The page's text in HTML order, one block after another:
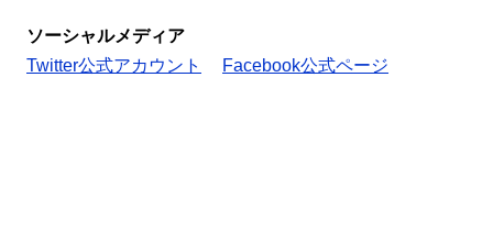
ソーシャルメディア
Twitter公式アカウント
Facebook公式ページ